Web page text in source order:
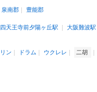
泉南郡 豊能郡
四天王寺前夕陽ヶ丘駅 大阪難波駅
ン ドラム ウクレレ 二胡